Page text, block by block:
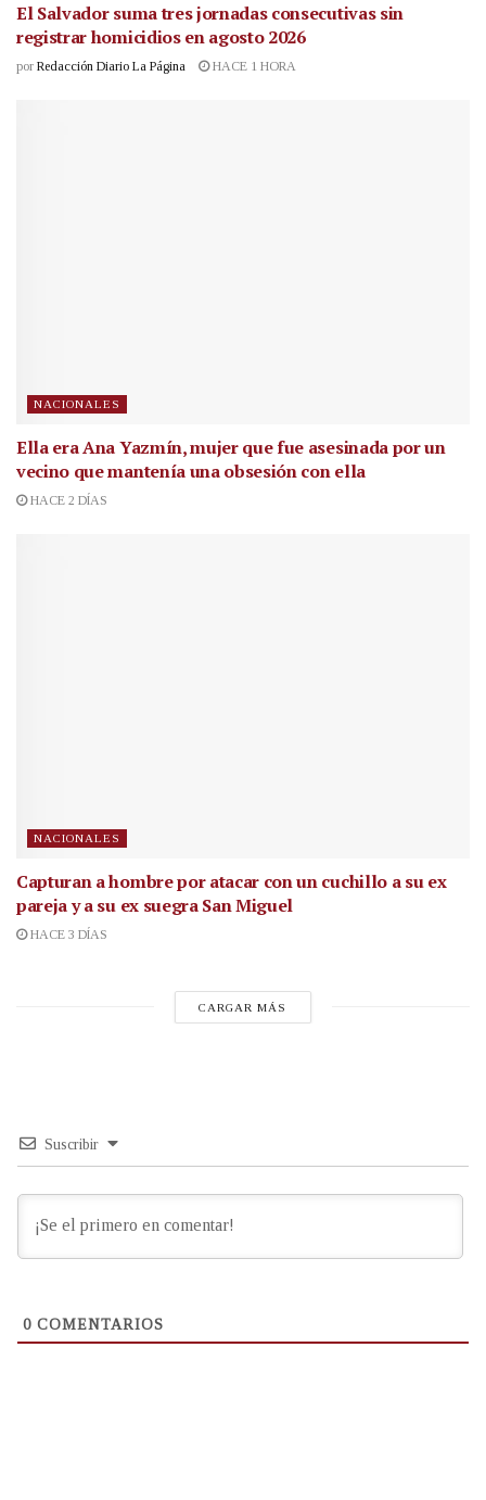
El Salvador suma tres jornadas consecutivas sin
registrar homicidios en agosto 2026
por Redacción Diario La Página HACE 1 HORA
NACIONALES
Ella era Ana Yazmín, mujer que fue asesinada por un
vecino que mantenía una obsesión con ella
HACE 2 DÍAS
NACIONALES
Capturan a hombre por atacar con un cuchillo a su ex
pareja y a su ex suegra San Miguel
HACE 3 DÍAS
CARGAR MÁS
Suscribir
0 COMENTARIOS